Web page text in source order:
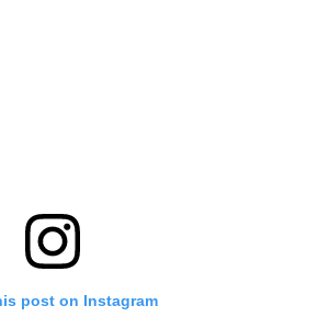
post on Instagram